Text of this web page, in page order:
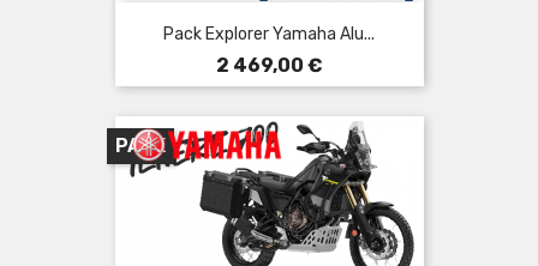
Pack Explorer Yamaha Alu...
Prix
2 469,00 €
PACK